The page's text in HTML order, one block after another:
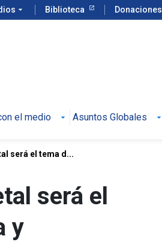
arrow_drop_down Biblioteca Donaciones
el medio Asuntos Globales
será el tema d...
será el
y